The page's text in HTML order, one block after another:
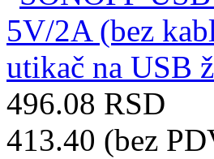
496.08 RSD
413.40 (bez